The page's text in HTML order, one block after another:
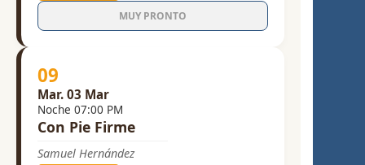
MUY PRONTO
09
Mar. 03 Mar
Noche 07:00 PM
Con Pie Firme
Samuel Hernández